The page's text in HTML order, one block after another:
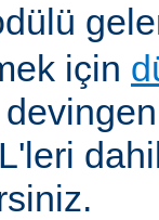
için